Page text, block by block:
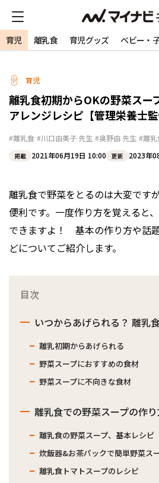
育児 離乳食 育児グッズ ベビー・
育児
離乳食初期からOKの野菜スー
アレンジレシピ【管理栄養士監
#離乳食 #川口由美子 先生 #奥野由 先生 #離乳
掲載 2021年06月19日 10:00 更新 2023年
離乳食で野菜をとるのは大変です
便利です。一度作り方を覚えると
できますよ！ 基本の作り方や話
どについてご紹介します。
目次
いつからあげられる？ 離乳
離乳初期からあげられる
野菜スープにおすすめの食材
野菜スープに不向きな食材
離乳食での野菜スープの作
離乳食の野菜スープ、基本レシピ
炊飯器&お茶パックで簡単野菜ス
離乳食トマトスープのレシピ